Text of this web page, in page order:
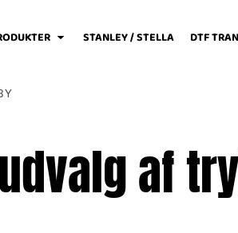
STANLEY / STELLA DTF
af